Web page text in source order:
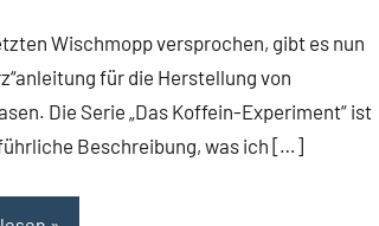
Wischmopp versprochen, gibt es nun
für die Herstellung von
Die Serie „Das Koffein-Experiment“ ist
Beschreibung, was ich […]